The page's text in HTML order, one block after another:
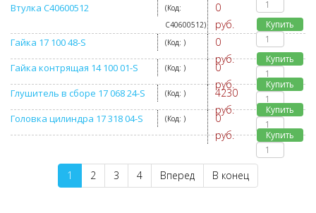
Втулка С40600512
(Код:
С40600512)
0
руб.
Купить
Гайка 17 100 48-S (Код: )
0
руб.
Купить
Гайка контрящая 14 100 01-S (Код: )
0
руб.
Купить
Глушитель в сборе 17 068 24-S (Код: )
4230
руб.
Купить
Головка цилиндра 17 318 04-S (Код: )
0
руб.
Купить
1 2 3 4 Вперед В конец